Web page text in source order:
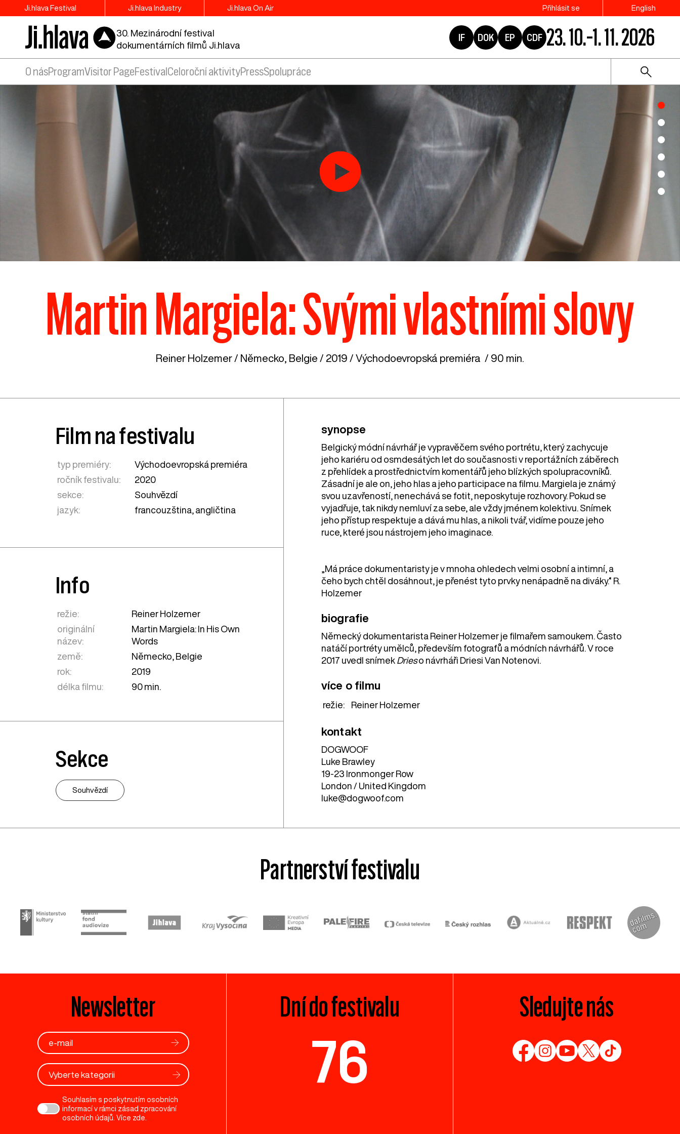
Ji.hlava Festival Ji.hlava Industry Ji.hlava On Air Přihlásit se English
30. Mezinárodní festival
dokumentárních filmů Ji.hlava
IF DOK EP CDF 23. 10.–1. 11. 2026
O násProgramVisitor PageFestival Celoroční aktivityPressSpolupráce
Martin Margiela: Svými vlastními slovy
Reiner Holzemer / Německo Belgie / 2019 / Východoevropská premiéra / 90 min.
synopse
Belgický módní návrhář je vypravěčem svého portrétu, který zachycuje
jeho kariéru od osmdesátých let do současnosti v reportážních záběrech
z přehlídek a prostřednictvím komentářů jeho blízkých spolupracovníků.
Zásadní je ale on, jeho hlas a jeho participace na filmu. Margiela je známý
svou uzavřeností, nenechává se fotit, neposkytuje rozhovory. Pokud se
vyjadřuje, tak nikdy nemluví za sebe, ​​ale vždy jménem kolektivu. Snímek
jeho přístup respektuje a dává mu hlas, a nikoli tvář, vidíme pouze jeho
ruce, které jsou nástrojem jeho imaginace.
„Má práce dokumentaristy je v mnoha ohledech velmi osobní a intimní, a
čeho bych chtěl dosáhnout, je přenést tyto prvky nenápadně na diváky.“ R.
Holzemer
biografie
Německý dokumentarista Reiner Holzemer je filmařem samoukem. Často
natáčí portréty umělců, především fotografů a módních návrhářů. V roce
2017 uvedl snímek Drieso návrháři Driesi Van Notenovi.
více o filmu
režie: Reiner Holzemer
kontakt
DOGWOOF
Luke Brawley
19-23 Ironmonger Row
London / United Kingdom
luke@dogwoof.com
Film na festivalu
typ premiéry:
Východoevropská premiéra
ročník festivalu:
2020
sekce:
Souhvězdí
jazyk:
francouzština, angličtina
Info
režie:
Reiner Holzemer
originální
název:
Martin Margiela: In His Own
Words
země:
Německo Belgie
rok:
2019
délka filmu:
90 min.
Sekce
Souhvězdí
Partnerství festivalu
Newsletter
Vyberte kategorii
Souhlasím s poskytnutím osobních
informací v rámci zásad zpracování
osobních údajů. Více zde
Dní do festivalu
76
Sledujte nás